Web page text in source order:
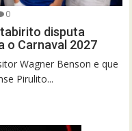
0
disputa
o Carnaval 2027
Wagner Benson e que
Pirulito...